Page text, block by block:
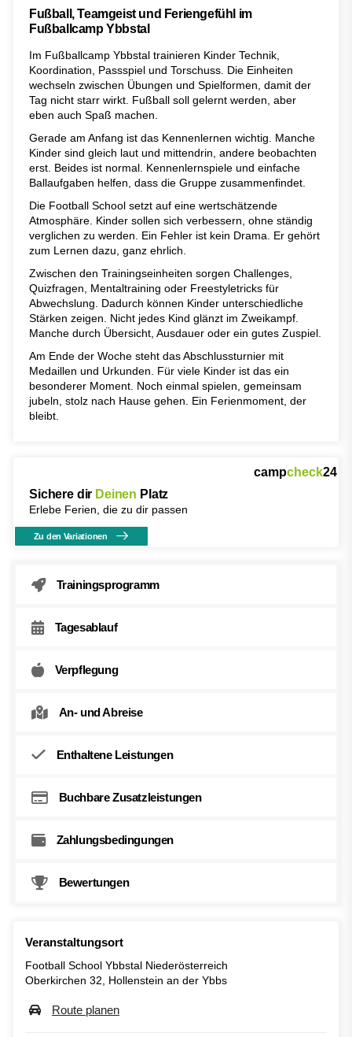
Fußball, Teamgeist und Feriengefühl im
Fußballcamp Ybbstal
Im Fußballcamp Ybbstal trainieren Kinder Technik,
Koordination, Passspiel und Torschuss. Die Einheiten
wechseln zwischen Übungen und Spielformen, damit der
Tag nicht starr wirkt. Fußball soll gelernt werden, aber
eben auch Spaß machen.
Gerade am Anfang ist das Kennenlernen wichtig. Manche
Kinder sind gleich laut und mittendrin, andere beobachten
erst. Beides ist normal. Kennenlernspiele und einfache
Ballaufgaben helfen, dass die Gruppe zusammenfindet.
Die Football School setzt auf eine wertschätzende
Atmosphäre. Kinder sollen sich verbessern, ohne ständig
verglichen zu werden. Ein Fehler ist kein Drama. Er gehört
zum Lernen dazu, ganz ehrlich.
Zwischen den Trainingseinheiten sorgen Challenges,
Quizfragen, Mentaltraining oder Freestyletricks für
Abwechslung. Dadurch können Kinder unterschiedliche
Stärken zeigen. Nicht jedes Kind glänzt im Zweikampf.
Manche durch Übersicht, Ausdauer oder ein gutes Zuspiel.
Am Ende der Woche steht das Abschlussturnier mit
Medaillen und Urkunden. Für viele Kinder ist das ein
besonderer Moment. Noch einmal spielen, gemeinsam
jubeln, stolz nach Hause gehen. Ein Ferienmoment, der
bleibt.
campcheck24
Sichere dir Deinen Platz
Erlebe Ferien, die zu dir passen
Zu den Variationen
Trainingsprogramm
Tagesablauf
Verpflegung
An- und Abreise
Enthaltene Leistungen
Buchbare Zusatzleistungen
Zahlungsbedingungen
Bewertungen
Veranstaltungsort
Football School Ybbstal Niederösterreich
Oberkirchen 32, Hollenstein an der Ybbs
Route planen